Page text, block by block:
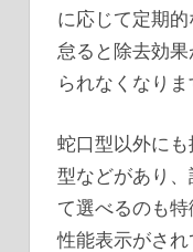
に応じて定期
怠ると除去効
られなくなりま
蛇口型以外に
型などがあり
て選べるのも
性能表示がさ